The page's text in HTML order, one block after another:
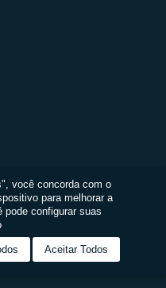
SALARIAL
você concorda com o
para melhorar a
pode configurar suas
Aceitar Todos